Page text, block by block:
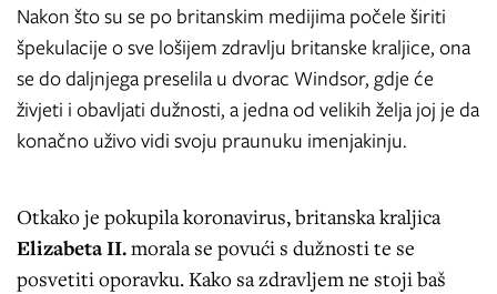
Nakon što su se po britanskim medijima počele širiti
špekulacije o sve lošijem zdravlju britanske kraljice, ona
se do daljnjega preselila u dvorac Windsor, gdje će
živjeti i obavljati dužnosti, a jedna od velikih želja joj je da
konačno uživo vidi svoju praunuku imenjakinju.
Otkako je pokupila koronavirus, britanska kraljica
Elizabeta II.morala se povući s dužnosti te se
posvetiti oporavku. Kako sa zdravljem ne stoji baš